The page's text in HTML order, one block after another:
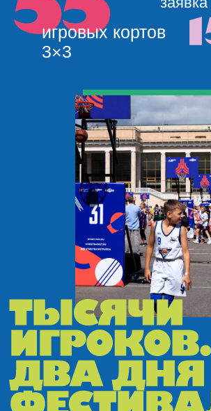
УЧАСТИЕ БЕСПЛАТНОЕ
Количество место ограничено!
Списки допущенных команд
на субботу, 30 мая
Списки допущенных команд
на воскресенье, 31 мая*